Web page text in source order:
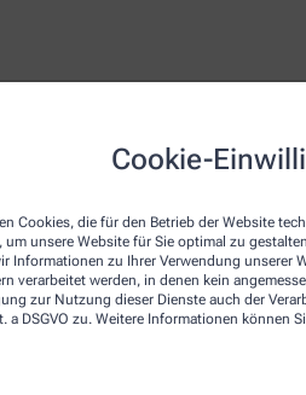
Cookie-
Cookies, die für den Betrieb der Website
um unsere Website für Sie optimal zu
Informationen zu Ihrer Verwendung unserer
verarbeitet werden, in denen kein
zur Nutzung dieser Dienste auch der
a DSGVO zu. Weitere Informationen können
Neben
Nase für